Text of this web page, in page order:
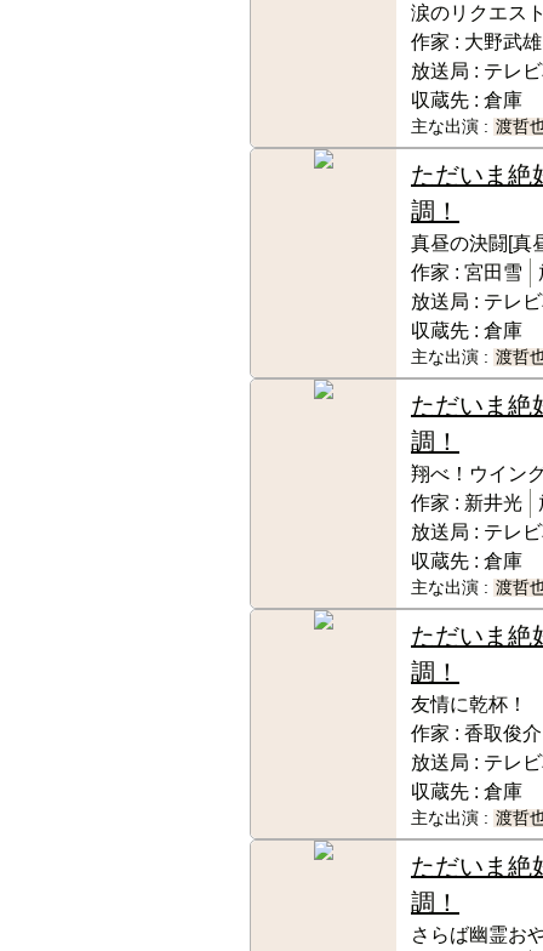
涙のリクエス
作家 : 大野武雄
放送局 : テレ
収蔵先 : 倉庫
主な出演 : 渡哲
ただいま絶
調！
真昼の決闘[真
作家 : 宮田雪
放送局 : テレ
収蔵先 : 倉庫
主な出演 : 渡哲
ただいま絶
調！
翔べ！ウイン
作家 : 新井光
放送局 : テレ
収蔵先 : 倉庫
主な出演 : 渡哲
ただいま絶
調！
友情に乾杯！
作家 : 香取俊介
放送局 : テレ
収蔵先 : 倉庫
主な出演 : 渡哲
ただいま絶
調！
さらば幽霊お